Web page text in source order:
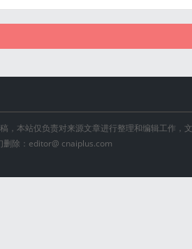
本站仅负责对来源文章进行整理和编辑工作，文
删除：editor@ cnaiplus.com